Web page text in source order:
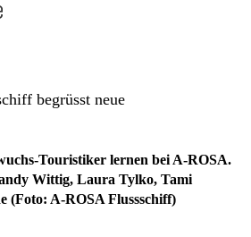
Touristiker lernen bei A-ROSA.
Wittig, Laura Tylko, Tami
(Foto: A-ROSA Flussschiff)